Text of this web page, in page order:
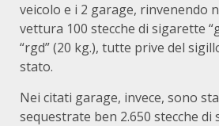
veicolo e i 2 garage, rinvenendo
vettura 100 stecche di sigarette
“rgd” (20 kg.), tutte prive del
stato.
Nei citati garage, invece, sono
sequestrate ben 2.650 stecche di